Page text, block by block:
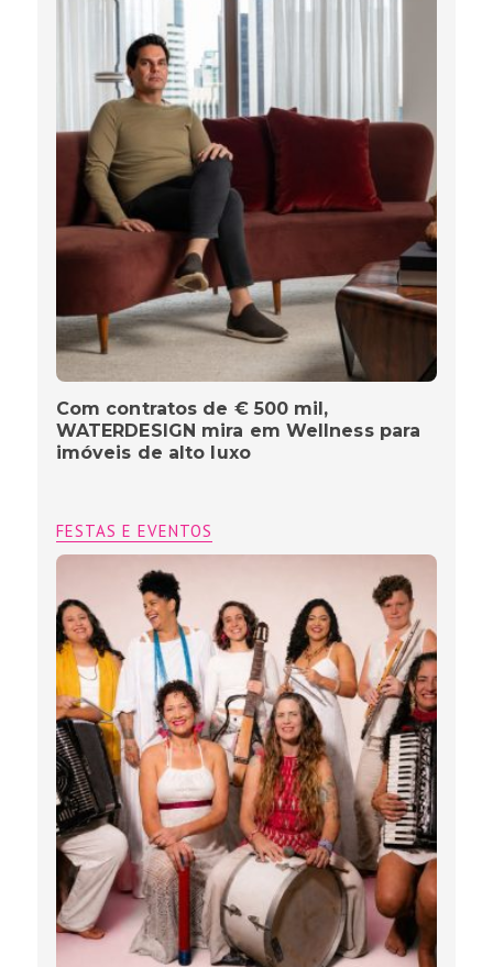
Com contratos de € 500 mil,
WATERDESIGN mira em Wellness para
imóveis de alto luxo
FESTAS E EVENTOS